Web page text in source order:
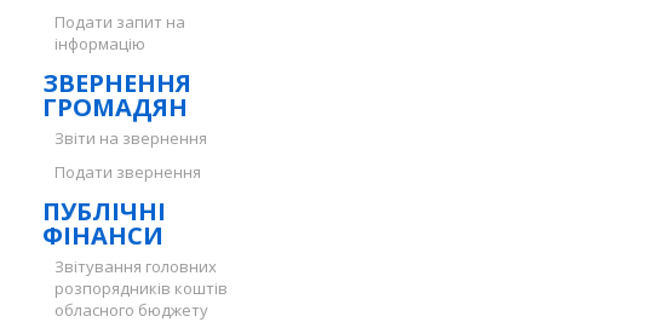
Подати запит на
інформацію
ЗВЕРНЕННЯ
ГРОМАДЯН
Звіти на звернення
Подати звернення
ПУБЛІЧНІ
ФІНАНСИ
Звітування головних
розпорядників коштів
обласного бюджету